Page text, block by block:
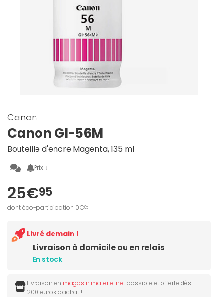
Canon
Canon GI-56M
Bouteille d'encre Magenta, 135 ml
Prix ↓
25€95
dont éco-participation 0€05
Livraison à domicile ou en relais
En stock
Livré demain !
Livraison en magasin materiel.net possible et offerte dès
200 euros d'achat !